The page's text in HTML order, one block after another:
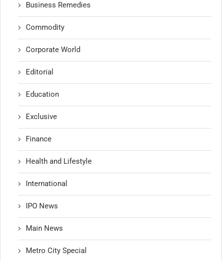
Business Remedies
Commodity
Corporate World
Editorial
Education
Exclusive
Finance
Health and Lifestyle
International
IPO News
Main News
Metro City Special